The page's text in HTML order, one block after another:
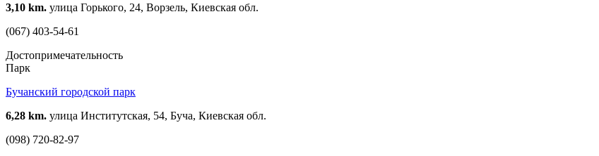
3,10 km. улица Горького, 24, Ворзель, Киевская обл.
(067) 403-54-61
Достопримечательность
Парк
Бучанский городской парк
6,28 km. улица Институтская, 54, Буча, Киевская обл.
(098) 720-82-97